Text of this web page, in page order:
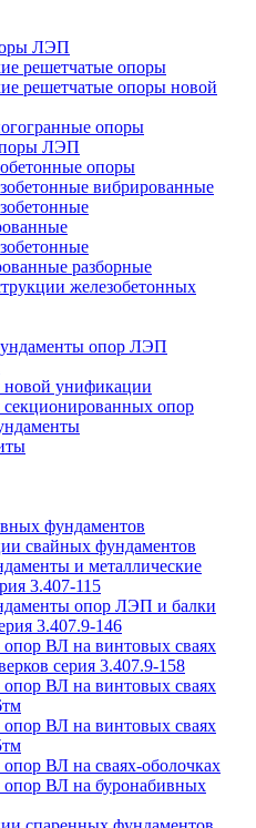
ЛЭП
решетчатые опоры
решетчатые опоры новой
опоры
ЛЭП
опоры
вибрированные
разборные
железобетонных
опор ЛЭП
унификации
опор
фундаментов
свайных фундаментов
и металлические
3.407-115
опор ЛЭП и балки
3.407.9-146
ВЛ на винтовых сваях
серия 3.407.9-158
ВЛ на винтовых сваях
ВЛ на винтовых сваях
ВЛ на сваях-оболочках
ВЛ на буронабивных